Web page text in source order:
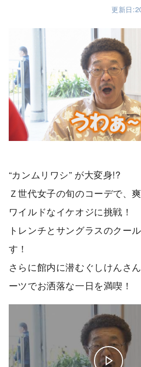
更新日
“カンムリワシ” が大変身!?
Ｚ世代女子の旬のコーデで、
ワイルドなイケオジに挑戦！
トレンチとサングラスのクー
す！
さらに館内に潜むぐしけんさ
ーツでお洒落な一日を満喫！